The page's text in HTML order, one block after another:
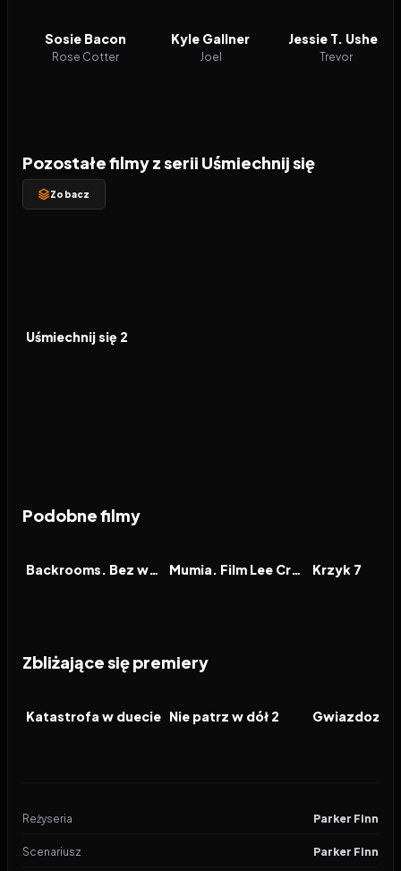
Sosie Bacon
Rose Cotter
Kyle Gallner
Joel
Jessie T. Usher
Trevor
Pozostałe filmy z serii Uśmiechnij się
Zobacz
FILM
Uśmiechnij się 2
Podobne filmy
FILM Backrooms. Bez wyjścia FILM Mumia. Film Lee Cronina FILM
Krzyk 7
Zbliżające się premiery
FILM
Katastrofa w duecie FILM
Nie patrz w dół 2 FILM
Reżyseria Parker Finn
Scenariusz Parker Finn